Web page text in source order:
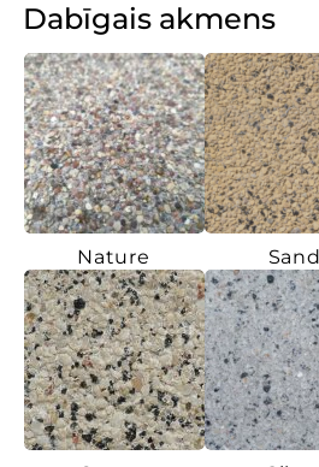
Dabīgais akmens
Nature Sand